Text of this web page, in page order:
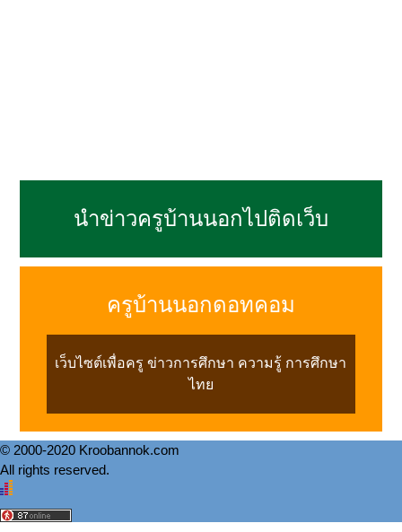
นำข่าวครูบ้านนอกไปติดเว็บ
ครูบ้านนอกดอทคอม
เว็บไซต์เพื่อครู ข่าวการศึกษา ความรู้ การศึกษา
ไทย
© 2000-2020 Kroobannok.com
All rights reserved.